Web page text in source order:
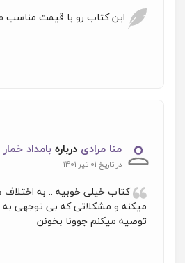
این کتاب رو با قیمت مناسب
منا مرادی دربارهبامداد خمار
در تاریخ 01 تیر 1401
کتاب خیلی خوبیه .. به اختلاف
میکنه و مشکلاتی که بی توجهی به
توصیه میکنم جوونا بخونن